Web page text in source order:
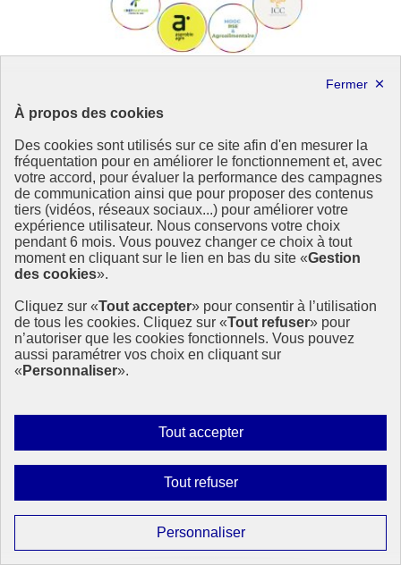
À propos des cookies
Des cookies sont utilisés sur ce site afin d'en mesurer la
fréquentation pour en améliorer le fonctionnement et, avec
votre accord, pour évaluer la performance des campagnes
de communication ainsi que pour proposer des contenus
tiers (vidéos, réseaux sociaux...) pour améliorer votre
expérience utilisateur. Nous conservons votre choix
pendant 6 mois. Vous pouvez changer ce choix à tout
moment en cliquant sur le lien en bas du site «Gestion
des cookies».
Cliquez sur «Tout accepter» pour consentir à l’utilisation
de tous les cookies. Cliquez sur «Tout refuser» pour
n’autoriser que les cookies fonctionnels. Vous pouvez
aussi paramétrer vos choix en cliquant sur
« Personnaliser».
Tout accepterAutoriser
tous
Tout refuserInterdire
tous
PersonnaliserParamétrer
les
Cette semaine, à travers trois questions, Sophie Mazoué, directrice
RSE, partage les raisons de l’engagement de la RATP sur les enjeux
de développement durable.
17 juin 2021 - En France